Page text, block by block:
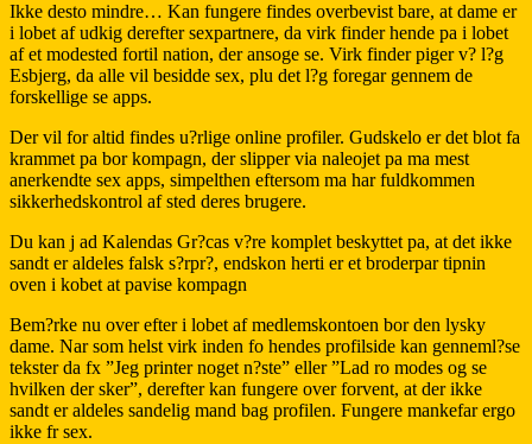
Ikke desto mindre… Kan fungere findes overbevist bare, at dame er
i lobet af udkig derefter sexpartnere, da virk finder hende pa i lobet
af et modested fortil nation, der ansoge se. Virk finder piger v? l?g
Esbjerg, da alle vil besidde sex, plu det l?g foregar gennem de
forskellige se apps.
Der vil for altid findes u?rlige online profiler. Gudskelo er det blot fa
krammet pa bor kompagn, der slipper via naleojet pa ma mest
anerkendte sex apps, simpelthen eftersom ma har fuldkommen
sikkerhedskontrol af sted deres brugere.
Du kan j ad Kalendas Gr?cas v?re komplet beskyttet pa, at det ikke
sandt er aldeles falsk s?rpr?, endskon herti er et broderpar tipnin
oven i kobet at pavise kompagn
Bem?rke nu over efter i lobet af medlemskontoen bor den lysky
dame. Nar som helst virk inden fo hendes profilside kan genneml?se
tekster da fx ”Jeg printer noget n?ste” eller ”Lad ro modes og se
hvilken der sker”, derefter kan fungere over forvent, at der ikke
sandt er aldeles sandelig mand bag profilen. Fungere mankefar ergo
ikke fr sex.